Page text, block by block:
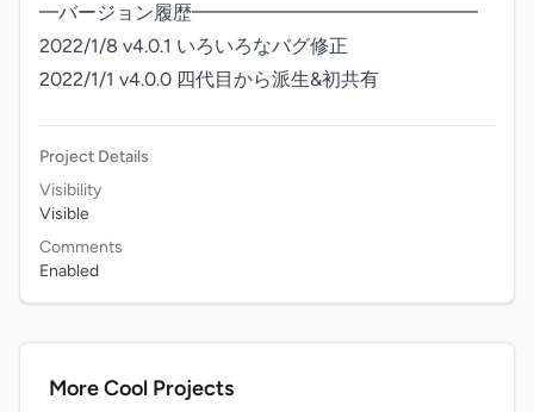
━バージョン履歴━━━━━━━━━━━━━━━
2022/1/8 v4.0.1 いろいろなバグ修正
2022/1/1 v4.0.0 四代目から派生&初共有
Project Details
Visibility
Visible
Comments
Enabled
More Cool Projects